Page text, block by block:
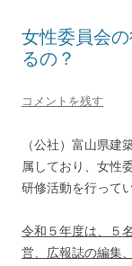
女性委員会
るの？
コメントを残す
（公社）富山県建
属しており、女性
研修活動を行って
令和５年度は、５
営、広報誌の編集